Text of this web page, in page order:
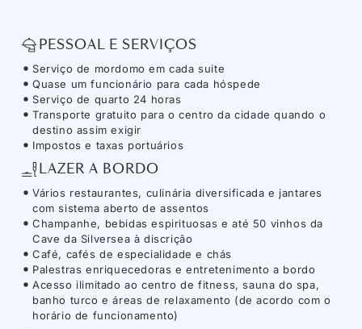
PESSOAL E SERVIÇOS
Serviço de mordomo em cada suite
Quase um funcionário para cada hóspede
Serviço de quarto 24 horas
Transporte gratuito para o centro da cidade quando o
destino assim exigir
Impostos e taxas portuários
LAZER A BORDO
Vários restaurantes, culinária diversificada e jantares
com sistema aberto de assentos
Champanhe, bebidas espirituosas e até 50 vinhos da
Cave da Silversea à discrição
Café, cafés de especialidade e chás
Palestras enriquecedoras e entretenimento a bordo
Acesso ilimitado ao centro de fitness, sauna do spa,
banho turco e áreas de relaxamento (de acordo com o
horário de funcionamento)